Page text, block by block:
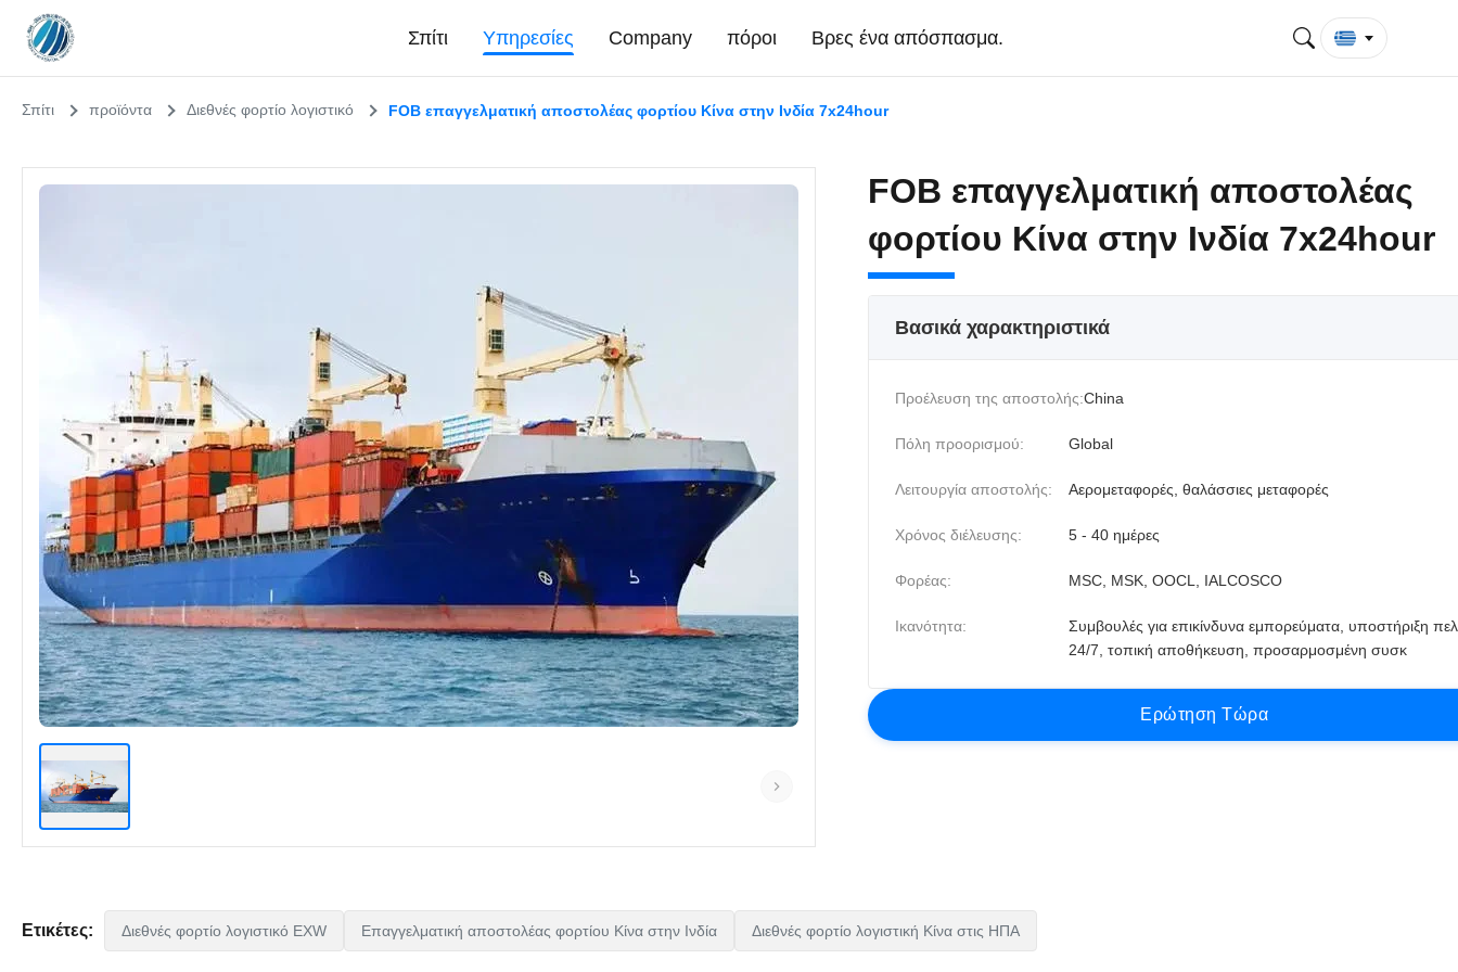
Σπίτι Υπηρεσίες Company πόροι Βρες ένα απόσπασμα.
Σπίτι προϊόντα Διεθνές φορτίο λογιστικό FOB επαγγελματική αποστολέας φορτίου Κίνα στην Ινδία 7x24hour
FOB επαγγελματική αποστολέας
φορτίου Κίνα στην Ινδία 7x24hour
Βασικά χαρακτηριστικά
Προέλευση της αποστολής:China
Πόλη προορισμού: Global
Λειτουργία αποστολής: Αερομεταφορές, θαλάσσιες μεταφορές
Χρόνος διέλευσης: 5 - 40 ημέρες
Φορέας: MSC, MSK, OOCL, IALCOSCO
Ικανότητα:
Συμβουλές για επικίνδυνα εμπορεύματα, υποστήριξη
24/7, τοπική αποθήκευση, προσαρμοσμένη συσκ
Ερώτηση Τώρα
Ετικέτες: Διεθνές φορτίο λογιστικό EXW Επαγγελματική αποστολέας φορτίου Κίνα στην Ινδία Διεθνές φορτίο λογιστική Κίνα στις ΗΠΑ